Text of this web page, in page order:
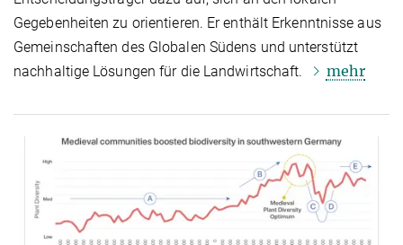
Gegebenheiten zu orientieren. Er enthält Erkenntnisse aus
Gemeinschaften des Globalen Südens und unterstützt
nachhaltige Lösungen für die Landwirtschaft.
mehr